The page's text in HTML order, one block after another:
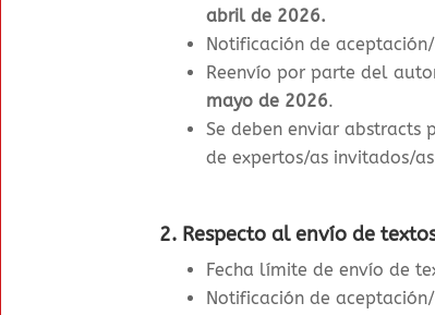
abril de 2026.
Notificación de
Reenvío por parte del
mayo de 2026.
Se deben enviar
de expertos/as invitados/
2. Respecto al envío de
Fecha límite de envío de
Notificación de